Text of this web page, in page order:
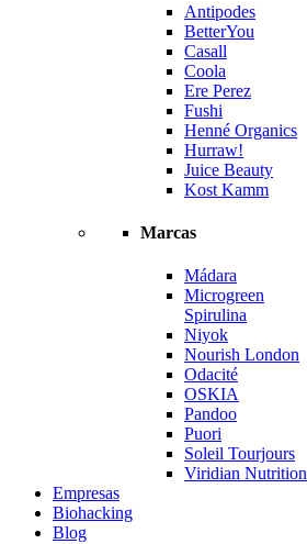
Antipodes
BetterYou
Casall
Coola
Ere Perez
Fushi
Henné Organics
Hurraw!
Juice Beauty
Kost Kamm
Marcas
Mádara
Microgreen
Spirulina
Niyok
Nourish London
Odacité
OSKIA
Pandoo
Puori
Soleil Tourjours
Viridian Nutrition
Empresas
Biohacking
Blog